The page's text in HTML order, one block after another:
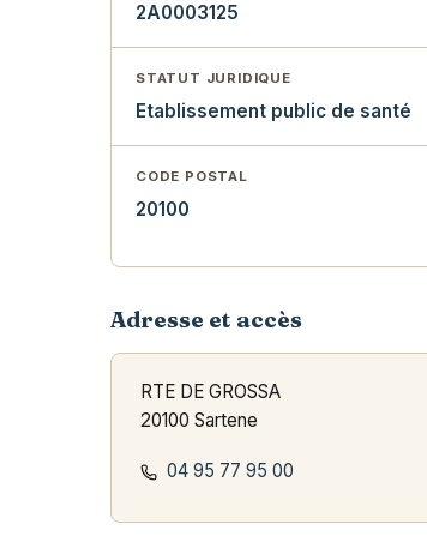
2A0003125
STATUT JURIDIQUE
Etablissement public de santé
CODE POSTAL
20100
Adresse et accès
RTE DE GROSSA
20100 Sartene
04 95 77 95 00